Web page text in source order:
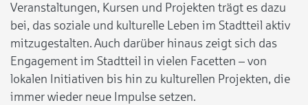
Veranstaltungen, Kursen und Projekten trägt es dazu
bei, das soziale und kulturelle Leben im Stadtteil aktiv
mitzugestalten. Auch darüber hinaus zeigt sich das
Engagement im Stadtteil in vielen Facetten – von
lokalen Initiativen bis hin zu kulturellen Projekten, die
immer wieder neue Impulse setzen.